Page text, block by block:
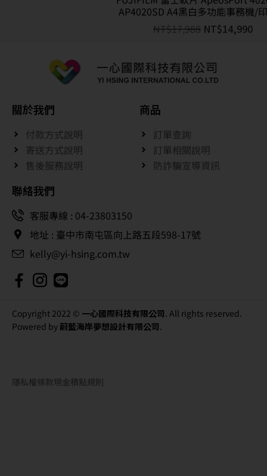
AP4020SD A4黑白多功能事務機/
NT$17,988 NT$14,990
關於我們
付款方式說明
寄送方式說明
售後服務說明
商品
訂單查詢
訂單相關說明
防詐騙宣導資訊
聯絡我們
客服專線 : 04-23803150
地址 : 臺中市南屯區向上路五段598-17號
kelly@yi-hsing.com.tw
Copyright 2022 © 一心國際科技有限公司. All rights reserved.
Powered by 蔚藍海岸夢想設計有限公司.
隱私權條款現金積點規則